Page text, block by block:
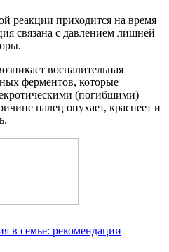
реакции приходится на время
связана с давлением лишней
воспалительная
ферментов, которые
(погибшими)
палец опухает, краснеет и
в семье: рекомендации